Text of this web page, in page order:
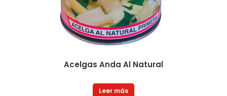
Acelgas Anda Al Natural
Leer más